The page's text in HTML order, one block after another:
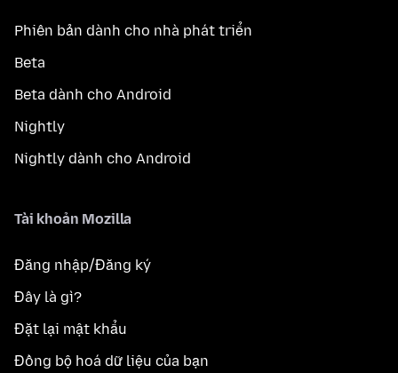
Phiên bản dành cho nhà phát triển
Beta
Beta dành cho Android
Nightly
Nightly dành cho Android
Tài khoản Mozilla
Đăng nhập/Đăng ký
Đây là gì?
Đặt lại mật khẩu
Đồng bộ hoá dữ liệu của bạn